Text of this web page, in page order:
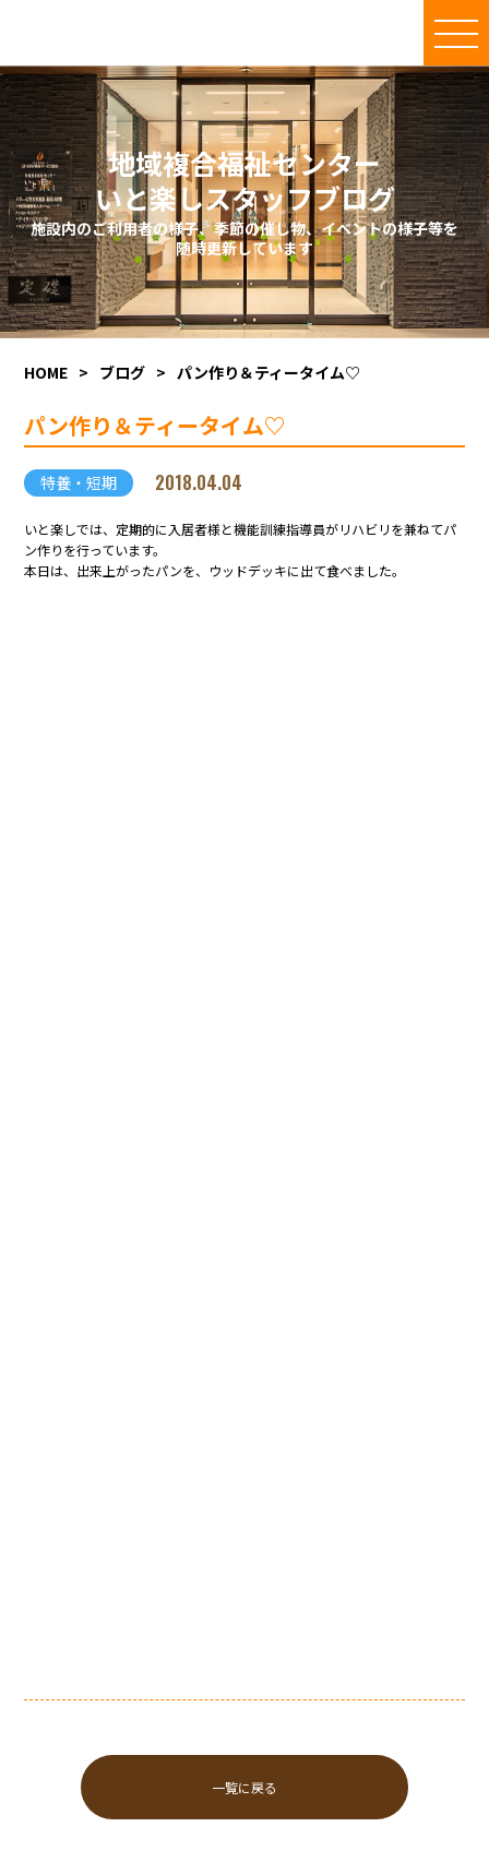
地域複合福祉センター
いと楽しスタッフブログ
施設内のご利用者の様子、季節の催し物、イベントの様子等を
随時更新しています
HOME > ブログ > パン作り＆ティータイム♡
パン作り＆ティータイム♡
特養・短期 2018.04.04
いと楽しでは、定期的に入居者様と機能訓練指導員がリハビリを兼ねてパ
ン作りを行っています。
本日は、出来上がったパンを、ウッドデッキに出て食べました。
一覧に戻る